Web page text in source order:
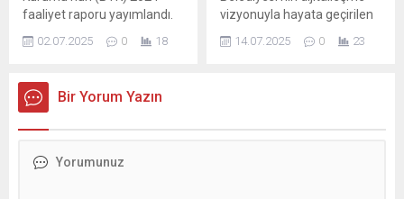
etkilerini anlamaya
yardımcı...
faaliyet raporu yayımlandı.
Yurt dışından getirilen
telefon sayısı yüzde 82
kayıt ücretinin 31 bin lirayı
aşması, vatandaşın yurt dışı
02.07.2025 0 18
vizyonuyla hayata geçirilen
ManisaNet projesi, özellikle
kırsal mahallelerde önemli
14.07.2025 0 23
Bir Yorum Yazın